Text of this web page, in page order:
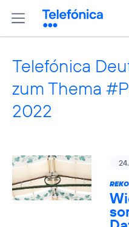
Telefónica
zum Thema
2022